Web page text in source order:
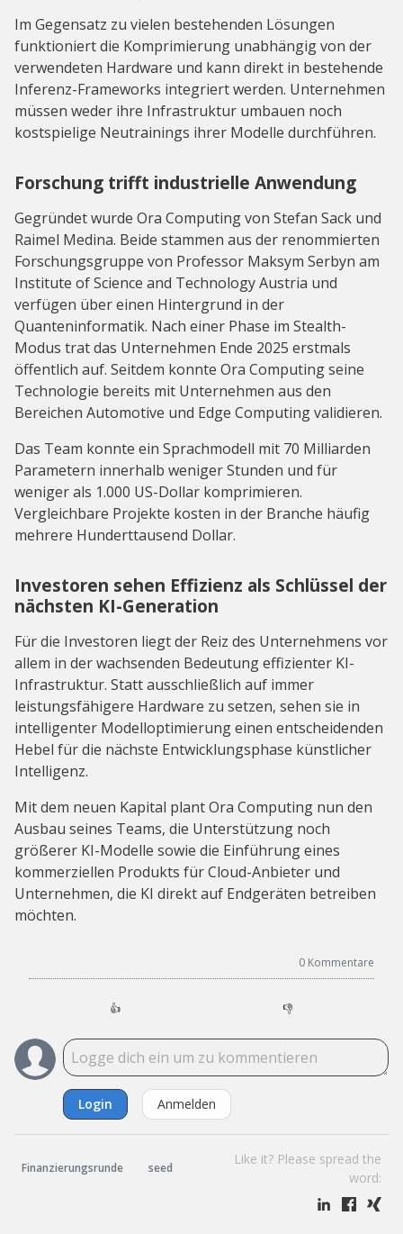
Im Gegensatz zu vielen bestehenden Lösungen
funktioniert die Komprimierung unabhängig von der
verwendeten Hardware und kann direkt in bestehende
Inferenz-Frameworks integriert werden. Unternehmen
müssen weder ihre Infrastruktur umbauen noch
kostspielige Neutrainings ihrer Modelle durchführen.
Forschung trifft industrielle Anwendung
Gegründet wurde Ora Computing von Stefan Sack und
Raimel Medina. Beide stammen aus der renommierten
Forschungsgruppe von Professor Maksym Serbyn am
Institute of Science and Technology Austria und
verfügen über einen Hintergrund in der
Quanteninformatik. Nach einer Phase im Stealth-
Modus trat das Unternehmen Ende 2025 erstmals
öffentlich auf. Seitdem konnte Ora Computing seine
Technologie bereits mit Unternehmen aus den
Bereichen Automotive und Edge Computing validieren.
Das Team konnte ein Sprachmodell mit 70 Milliarden
Parametern innerhalb weniger Stunden und für
weniger als 1.000 US-Dollar komprimieren.
Vergleichbare Projekte kosten in der Branche häufig
mehrere Hunderttausend Dollar.
Investoren sehen Effizienz als Schlüssel der
nächsten KI-Generation
Für die Investoren liegt der Reiz des Unternehmens vor
allem in der wachsenden Bedeutung effizienter KI-
Infrastruktur. Statt ausschließlich auf immer
leistungsfähigere Hardware zu setzen, sehen sie in
intelligenter Modelloptimierung einen entscheidenden
Hebel für die nächste Entwicklungsphase künstlicher
Intelligenz.
Mit dem neuen Kapital plant Ora Computing nun den
Ausbau seines Teams, die Unterstützung noch
größerer KI-Modelle sowie die Einführung eines
kommerziellen Produkts für Cloud-Anbieter und
Unternehmen, die KI direkt auf Endgeräten betreiben
möchten.
0 Kommentare
👍 👎
Login Anmelden
Finanzierungsrunde seed
Like it? Please spread the
word: